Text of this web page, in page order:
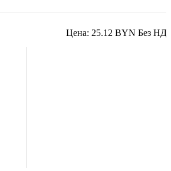
Цена: 25.12 BYN Без